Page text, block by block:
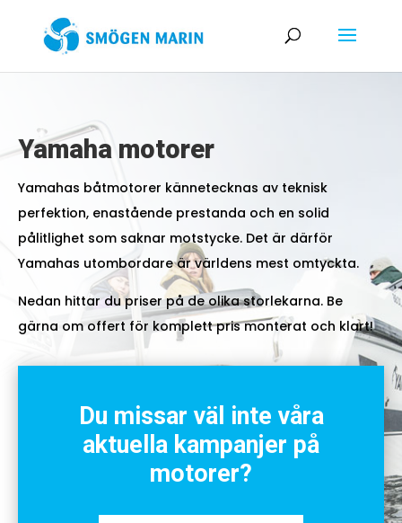
Yamaha motorer
Yamahas båtmotorer kännetecknas av teknisk
perfektion, enastående prestanda och en solid
pålitlighet som saknar motstycke. Det är därför
Yamahas utombordare är världens mest omtyckta.
Nedan hittar du priser på de olika storlekarna. Be
gärna om offert för komplett pris monterat och klart!
Du missar väl inte våra
aktuella kampanjer på
motorer?